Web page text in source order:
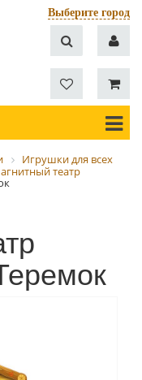
Выберите город
Игрушки для всех
театр